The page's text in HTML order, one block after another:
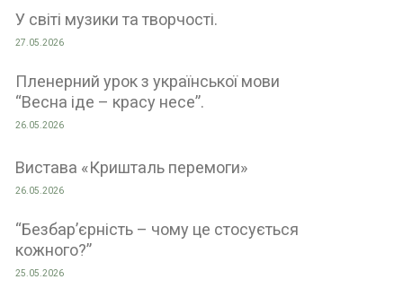
У світі музики та творчості.
27.05.2026
Пленерний урок з української мови
“Весна іде – красу несе”.
26.05.2026
Вистава «Кришталь перемоги»
26.05.2026
“Безбар’єрність – чому це стосується
кожного?”
25.05.2026